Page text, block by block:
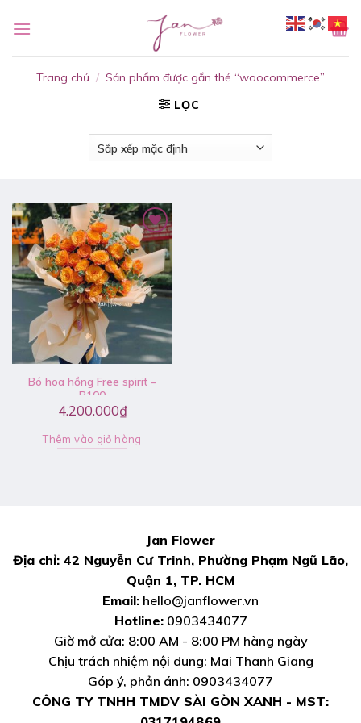
qua
Trang chủ / Sản phẩm được gắn thẻ “woocommerce”
LỌC
Bó hoa hồng Free spirit –
B100
4.200.000₫
Thêm vào giỏ hàng
Jan Flower
Địa chỉ: 42 Nguyễn Cư Trinh, Phường Phạm Ngũ Lão,
Quận 1, TP. HCM
Email: hello@janflower.vn
Hotline:0903434077
Giờ mở cửa: 8:00 AM - 8:00 PM hàng ngày
Chịu trách nhiệm nội dung: Mai Thanh Giang
Góp ý, phản ánh: 0903434077
CÔNG TY TNHH TMDV SÀI GÒN XANH - MST: